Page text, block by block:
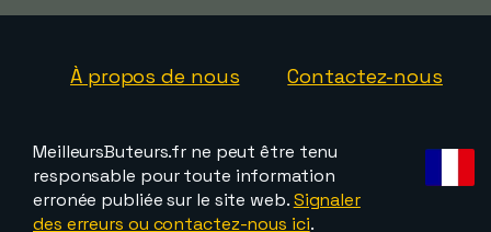
À propos de nous Contactez-nous
MeilleursButeurs.fr ne peut être tenu
responsable pour toute information
erronée publiée sur le site web.Signaler
des erreurs ou contactez-nous ici.